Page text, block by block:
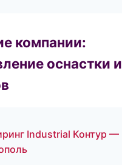
компании:
оснастки и
Industrial Контур —